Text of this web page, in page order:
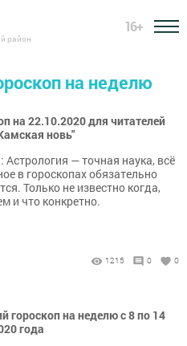
район
16+
на неделю
на 22.10.2020 для читателей
новь"
Астрология — точная наука, всё
в гороскопах обязательно
Только не известно когда,
и что конкретно.
1215 0 0
гороскоп на неделю с 8 по 14
года